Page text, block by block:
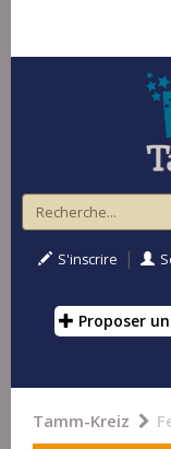
S'inscrire |
Proposer
Tamm-Kreiz